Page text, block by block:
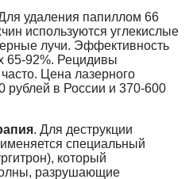
удаления папиллом 66
используются углекислые
лучи. Эффективность
65-92%. Рецидивы
Цена лазерного
рублей в России и 370-600
. Для деструкции
специальный
который
разрушающие